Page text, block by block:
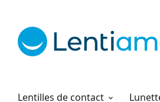
Lentilles de contact
Produits d'entretien
Comment commander